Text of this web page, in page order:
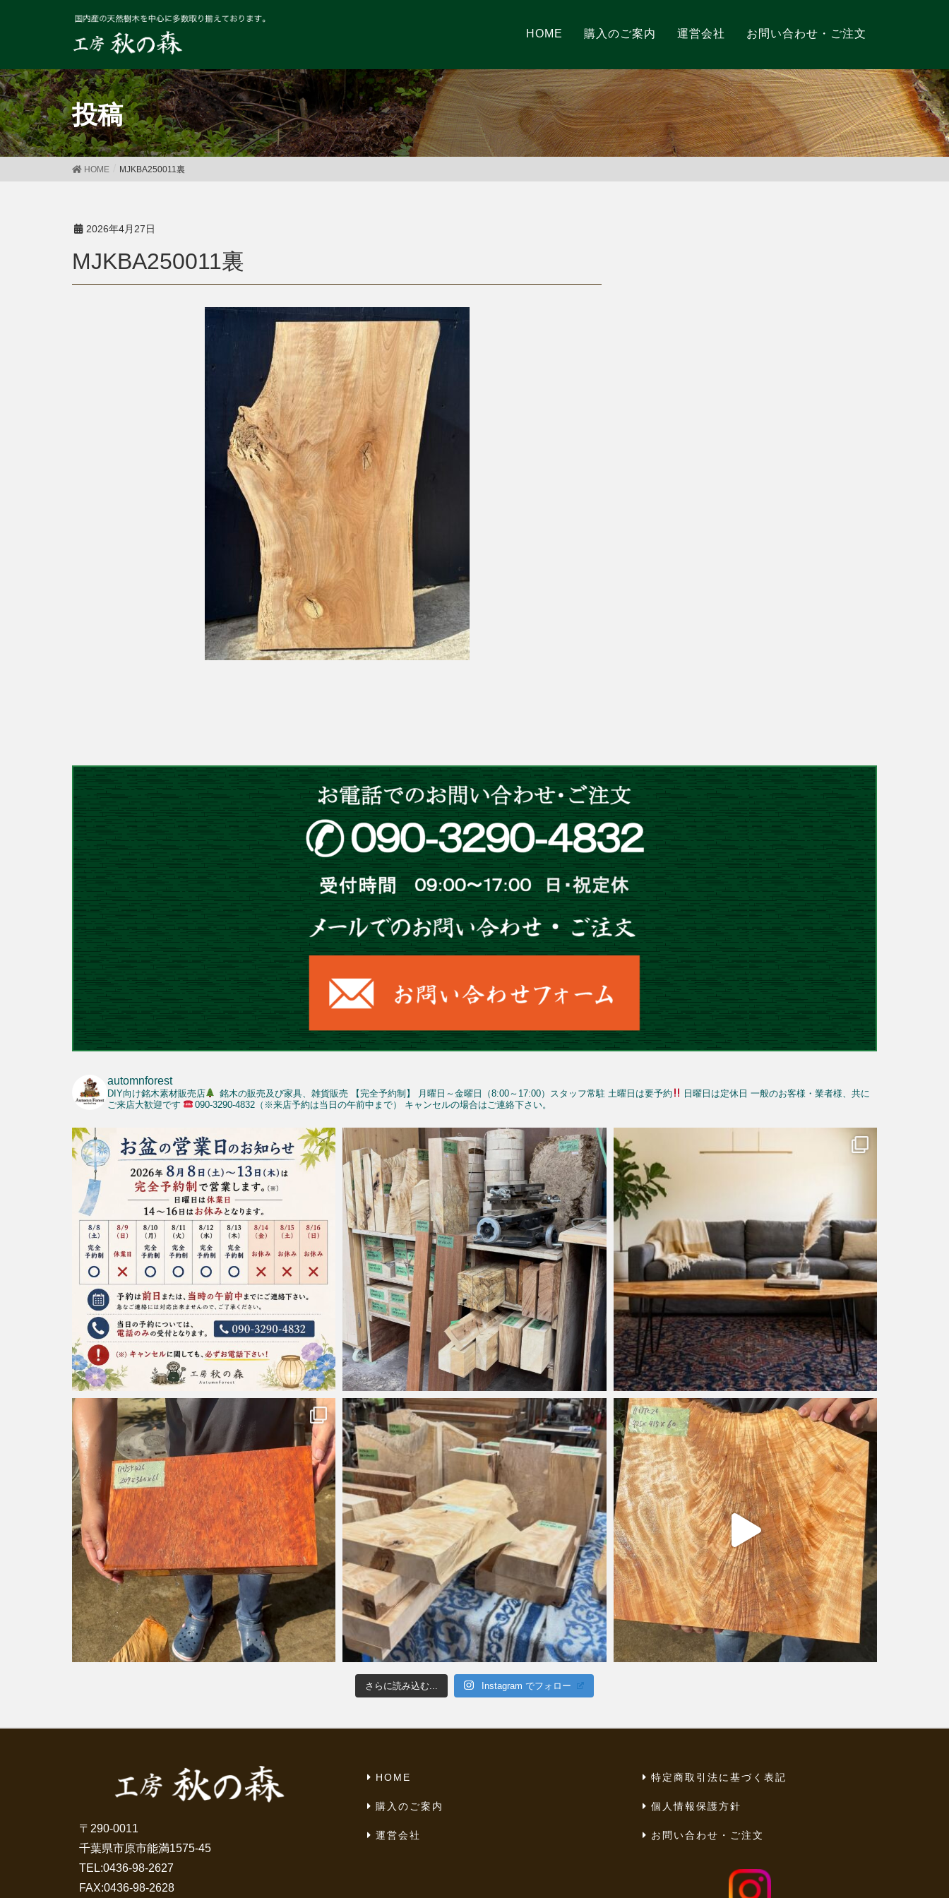
HOME 購入のご案内 運営会社 お問い合わせ・ご注文
投稿
HOME MJKBA250011裏
2026年4月27日
MJKBA250011裏
automnforest
DIY向け銘木素材販売店 銘木の販売及び家具、雑貨販売 【完全予約制】 月曜日～金曜日（8:00～17:00）スタッフ常駐 土曜日は要予約 日曜日は定休日 一般のお客様・業者様、共に
ご来店大歓迎です
090-3290-4832（※来店予約は当日の午前中まで） キャンセルの場合はご連絡下さい。
さらに読み込む... Instagram でフォロー
〒290-0011
千葉県市原市能満1575-45
TEL:0436-98-2627
FAX:0436-98-2628
HOME
購入のご案内
運営会社
特定商取引法に基づく表記
個人情報保護方針
お問い合わせ・ご注文